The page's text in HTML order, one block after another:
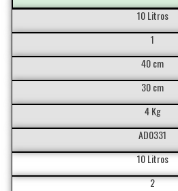
10 Litros
1
40 cm
30 cm
4 Kg
AD0331
10 Litros
2